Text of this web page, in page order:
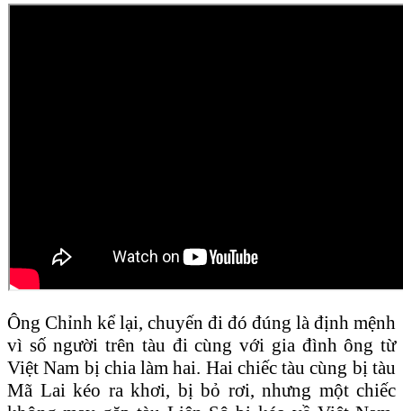
Ông Chỉnh kể lại, chuyến đi đó đúng là định mệnh
vì số người trên tàu đi cùng với gia đình ông từ
Việt Nam bị chia làm hai. Hai chiếc tàu cùng bị tàu
Mã Lai kéo ra khơi, bị bỏ rơi, nhưng một chiếc